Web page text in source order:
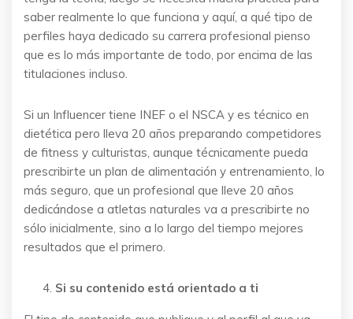
saber realmente lo que funciona y aquí, a qué tipo de
perfiles haya dedicado su carrera profesional pienso
que es lo más importante de todo, por encima de las
titulaciones incluso.
Si un Influencer tiene INEF o el NSCA y es técnico en
dietética pero lleva 20 años preparando competidores
de fitness y culturistas, aunque técnicamente pueda
prescribirte un plan de alimentación y entrenamiento, lo
más seguro, que un profesional que lleve 20 años
dedicándose a atletas naturales va a prescribirte no
sólo inicialmente, sino a lo largo del tiempo mejores
resultados que el primero.
Si su contenido está orientado a ti